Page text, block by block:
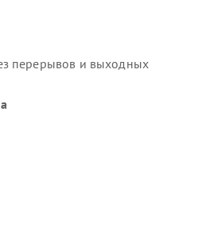
перерывов и выходных